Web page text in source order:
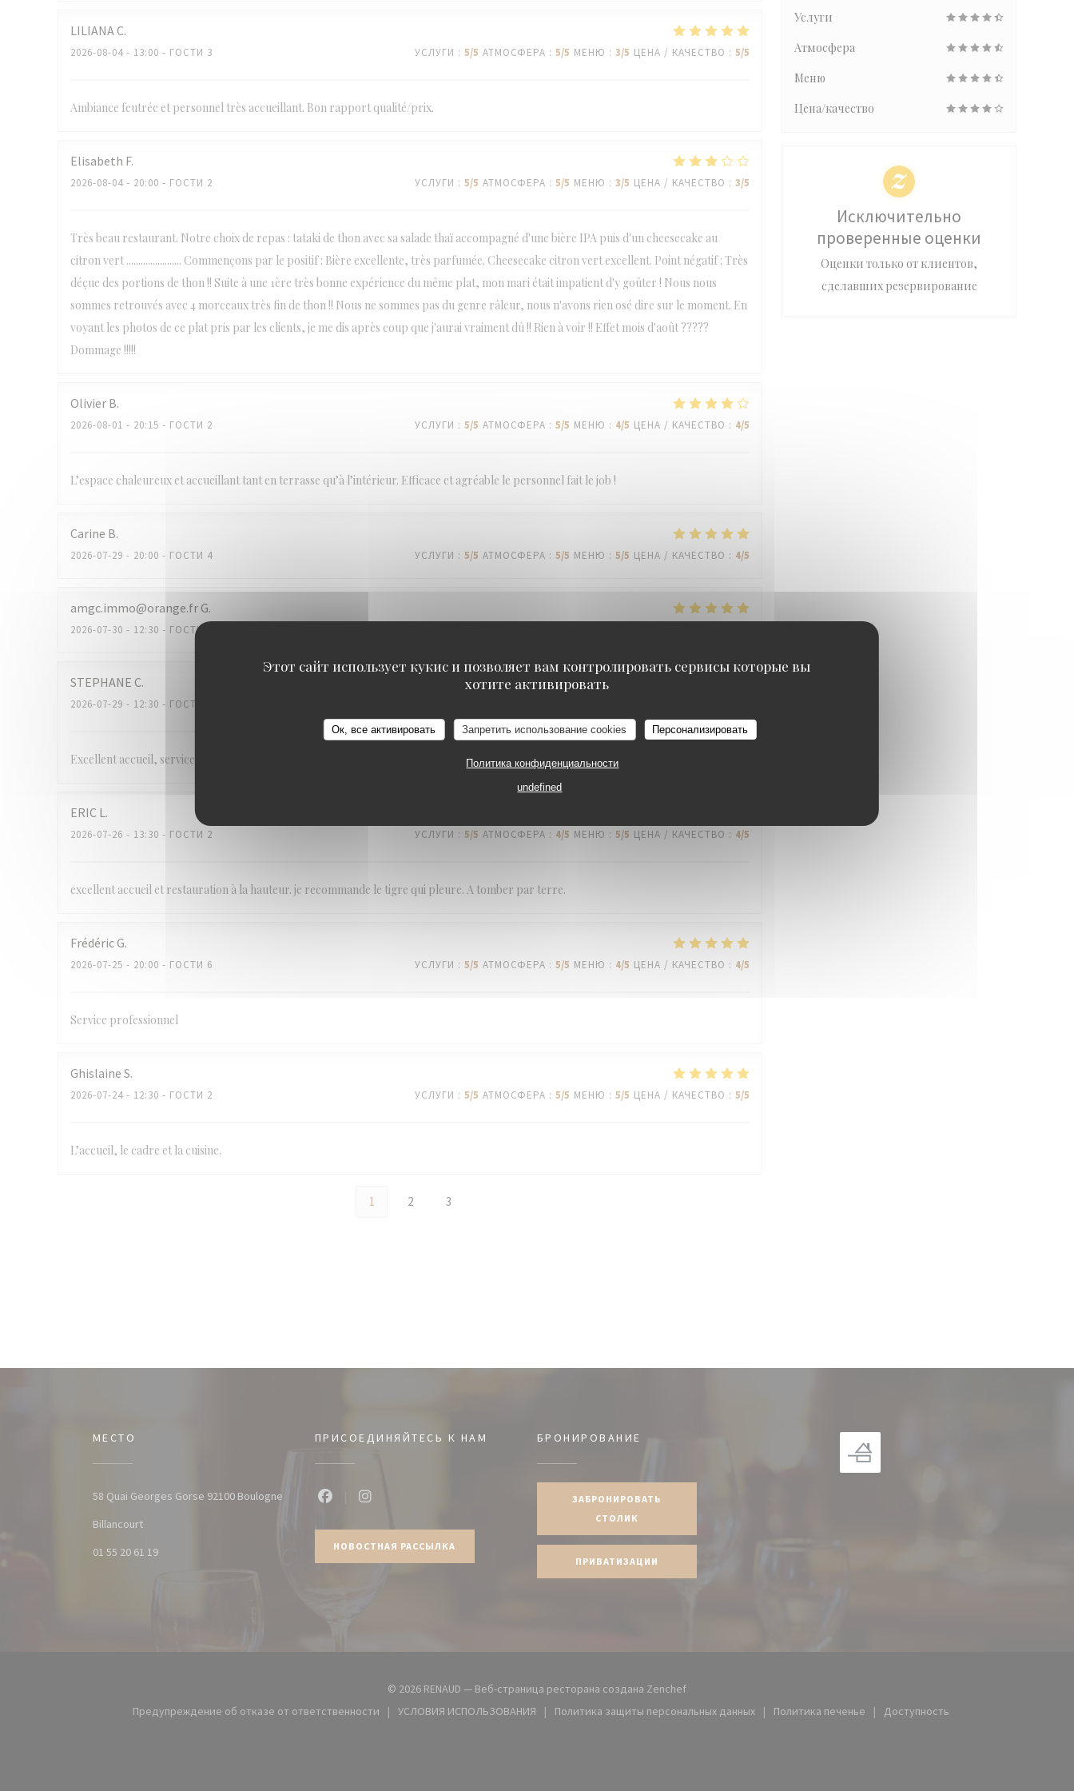
Этот сайт использует кукис и позволяет вам контролировать сервисы которые вы
хотите активировать
Ок, все активировать Запретить использование cookies Персонализировать
Политика конфиденциальности
undefined
LILIANAC
2026-08-04 - 13:00 - ГОСТИ 3 УСЛУГИ : 5/5 АТМОСФЕРА : 5/5 МЕНЮ : 3/5 ЦЕНА / КАЧЕСТВО : 5/5
Ambiance feutrée et personnel très accueillant. Bon rapport qualité/prix.
Elisabeth F
2026-08-04 - 20:00 - ГОСТИ 2 УСЛУГИ : 5/5 АТМОСФЕРА : 5/5 МЕНЮ : 3/5 ЦЕНА / КАЧЕСТВО : 3/5
Très beau restaurant. Notre choix de repas : tataki de thon avec sa salade thaï accompagné d'une bière IPA puis d'un cheesecake au
citron vert ....................... Commençons par le positif : Bière excellente, très parfumée. Cheesecake citron vert excellent. Point négatif : Très
déçue des portions de thon !! Suite à une 1ère très bonne expérience du même plat, mon mari était impatient d'y goûter ! Nous nous
sommes retrouvés avec 4 morceaux très fin de thon !! Nous ne sommes pas du genre râleur, nous n'avons rien osé dire sur le moment. En
voyant les photos de ce plat pris par les clients, je me dis après coup que j'aurai vraiment dû !! Rien à voir !! Effet mois d'août ?????
Dommage !!!!!
Olivier B
2026-08-01 - 20:15 - ГОСТИ 2 УСЛУГИ : 5/5 АТМОСФЕРА : 5/5 МЕНЮ : 4/5 ЦЕНА / КАЧЕСТВО : 4/5
L’espace chaleureux et accueillant tant en terrasse qu’à l’intérieur. Efficace et agréable le personnel fait le job !
Carine B
2026-07-29 - 20:00 - ГОСТИ 4 УСЛУГИ : 5/5 АТМОСФЕРА : 5/5 МЕНЮ : 5/5 ЦЕНА / КАЧЕСТВО : 4/5
amgc.immo@orange.fr G
2026-07-30 - 12:30 - ГОСТИ 2
STEPHANE C
2026-07-29 - 12:30 - ГОСТИ 2
Excellent accueil, service pro, plats de qualité
ERIC L
2026-07-26 - 13:30 - ГОСТИ 2 УСЛУГИ : 5/5 АТМОСФЕРА : 4/5 МЕНЮ : 5/5 ЦЕНА / КАЧЕСТВО : 4/5
excellent accueil et restauration à la hauteur. je recommande le tigre qui pleure. A tomber par terre.
FrédéricG
2026-07-25 - 20:00 - ГОСТИ 6 УСЛУГИ : 5/5 АТМОСФЕРА : 5/5 МЕНЮ : 4/5 ЦЕНА / КАЧЕСТВО : 4/5
Service professionnel
Ghislaine S
2026-07-24 - 12:30 - ГОСТИ 2 УСЛУГИ : 5/5 АТМОСФЕРА : 5/5 МЕНЮ : 5/5 ЦЕНА / КАЧЕСТВО : 5/5
L’accueil, le cadre et la cuisine.
1 2 3
Услуги
Атмосфера
Меню
Цена/качество
Исключительно
проверенные оценки
Оценки только от клиентов,
сделавших резервирование
МЕСТО
58 Quai Georges Gorse 92100 Boulogne
Billancourt((открывается в новом окне))
01 55 20 61 19
ПРИСОЕДИНЯЙТЕСЬ К НАМ
Facebook ((открывается в новом окне))
НОВОСТНАЯ РАССЫЛКА
БРОНИРОВАНИЕ
ЗАБРОНИРОВАТЬ
СТОЛИК
ПРИВАТИЗАЦИИ
© 2026 RENAUD — Веб-страница ресторана создана Zenchef((открывается в новом окне))
Предупреждение об отказе от ответственности
((открывается в новом окне))
УСЛОВИЯ ИСПОЛЬЗОВАНИЯ
((открывается в новом окне))
Политика защиты персональных данных
((открывается в новом окне))
Политика печенье
((открывается в новом окне))
Доступность